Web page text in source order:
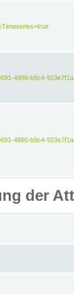
4986-b9c4-
4986-b9c4-
der